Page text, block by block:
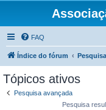
FAQ
Índice do fórum
Tópicos ativos
Pesquisa avançada
Pesquisa